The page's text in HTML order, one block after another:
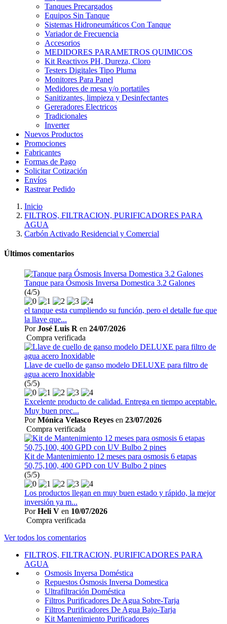
Tanques Precargados
Equipos Sin Tanque
Sistemas Hidroneumáticos Con Tanque
Variador de Frecuencia
Accesorios
MEDIDORES PARAMETROS QUIMICOS
Kit Reactivos PH, Dureza, Cloro
Testers Digitales Tipo Pluma
Monitores Para Panel
Medidores de mesa y/o portatiles
Sanitizantes, limpieza y Desinfectantes
Gereradores Electricos
Tradicionales
Inverter
Nuevos Productos
Promociones
Fabricantes
Formas de Pago
Solicitar Cotización
Envíos
Rastrear Pedido
Inicio
FILTROS, FILTRACION, PURIFICADORES PARA
AGUA
Carbón Activado Residencial y Comercial
Últimos comentarios
Tanque para Ósmosis Inversa Domestica 3.2 Galones
(4/5)
el tanque esta cumpliendo su función, pero el detalle fue que
la llave que...
PorJosé Luis R en 24/07/2026
Compra verificada
Llave de cuello de ganso modelo DELUXE para filtro de
agua acero Inoxidable
(5/5)
Excelente producto de calidad. Entrega en tiempo aceptable.
Muy buen prec...
PorMónica Velasco Reyes en 23/07/2026
Compra verificada
Kit de Mantenimiento 12 meses para osmosis 6 etapas
50,75,100, 400 GPD con UV Bulbo 2 pines
(5/5)
Los productos llegan en muy buen estado y rápido, la mejor
inversión ya m...
PorHeli V en 10/07/2026
Compra verificada
Ver todos los comentarios
FILTROS, FILTRACION, PURIFICADORES PARA
AGUA
Osmosis Inversa Doméstica
Repuestos Ósmosis Inversa Domestica
Ultrafiltración Doméstica
Filtros Purificadores De Agua Sobre-Tarja
Filtros Purificadores De Agua Bajo-Tarja
Kit Mantenimiento Purificadores